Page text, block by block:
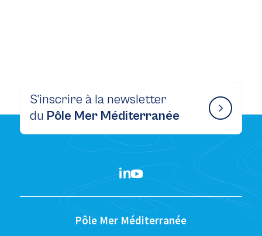
S’inscrire à la newsletter
du Pôle Mer Méditerranée
Pôle Mer Méditerranée